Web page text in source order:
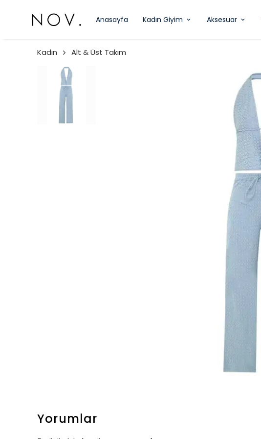
Anasayfa Kadın Giyim Aksesuar
Kadın Alt & Üst Takım
Yorumlar